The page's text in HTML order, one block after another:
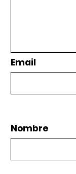
Email
Nombre